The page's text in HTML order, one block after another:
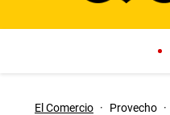
El Comercio · Provecho ·